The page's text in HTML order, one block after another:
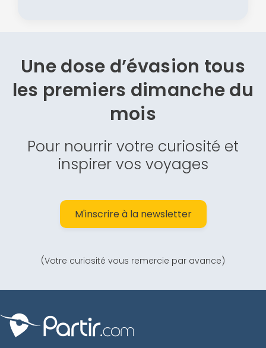
Une dose d’évasion tous
les premiers dimanche du
mois
Pour nourrir votre curiosité et
inspirer vos voyages
M'inscrire à la newsletter
(Votre curiosité vous remercie par avance)